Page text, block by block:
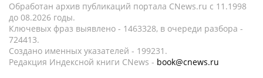
Обработан архив публикаций портала CNews.ru c 11.1998
до 08.2026 годы.
Ключевых фраз выявлено - 1463328, в очереди разбора -
724413.
Создано именных указателей - 199231.
Редакция Индексной книги CNews - book@cnews.ru